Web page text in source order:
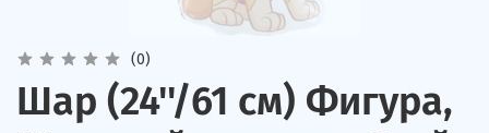
(0)
Шар (24''/61 см) Фигура,